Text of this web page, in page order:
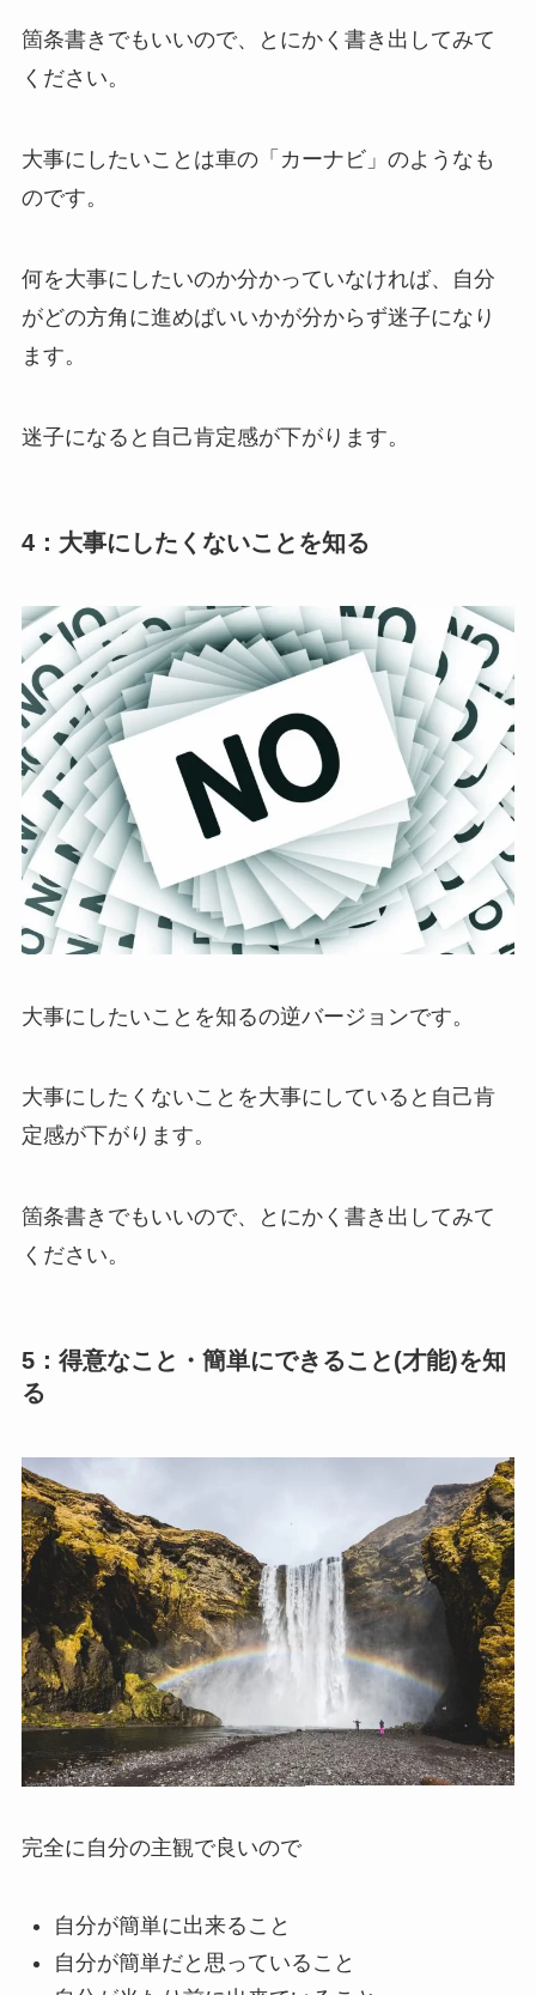
箇条書きでもいいので、とにかく書き出してみて
ください。
大事にしたいことは車の「カーナビ」のようなも
のです。
何を大事にしたいのか分かっていなければ、自分
がどの方角に進めばいいかが分からず迷子になり
ます。
迷子になると自己肯定感が下がります。
4：大事にしたくないことを知る
大事にしたいことを知るの逆バージョンです。
大事にしたくないことを大事にしていると自己肯
定感が下がります。
箇条書きでもいいので、とにかく書き出してみて
ください。
5：得意なこと・簡単にできること(才能)を知
る
完全に自分の主観で良いので
自分が簡単に出来ること
自分が簡単だと思っていること